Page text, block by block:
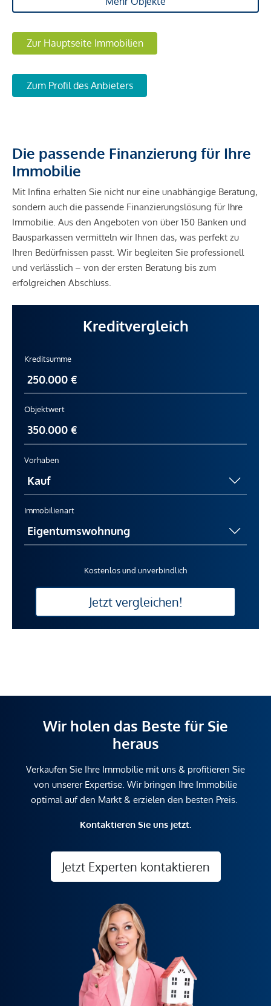
Zur Hauptseite Immobilien
Zum Profil des Anbieters
Die passende Finanzierung für Ihre
Immobilie
Mit Infina erhalten Sie nicht nur eine unabhängige Beratung,
sondern auch die passende Finanzierungslösung für Ihre
Immobilie. Aus den Angeboten von über 150 Banken und
Bausparkassen vermitteln wir Ihnen das, was perfekt zu
Ihren Bedürfnissen passt. Wir begleiten Sie professionell
und verlässlich – von der ersten Beratung bis zum
erfolgreichen Abschluss.
Kreditvergleich
Kreditsumme
Objektwert
Vorhaben
Immobilienart
Kostenlos und unverbindlich
Jetzt vergleichen!
Wir holen das Beste für Sie
heraus
Verkaufen Sie Ihre Immobilie mit uns & profitieren Sie
von unserer Expertise. Wir bringen Ihre Immobilie
optimal auf den Markt & erzielen den besten Preis.
Kontaktieren Sie uns jetzt.
Jetzt Experten kontaktieren